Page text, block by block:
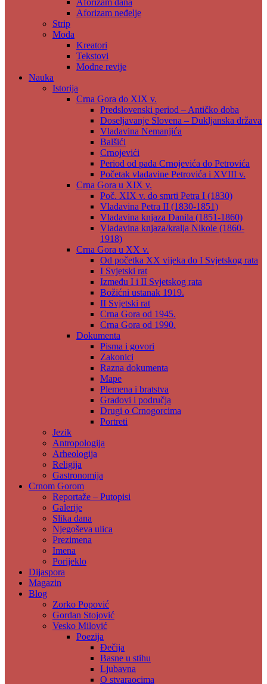
Aforizam dana
Aforizam neđelje
Strip
Moda
Kreatori
Tekstovi
Modne revije
Nauka
Istorija
Crna Gora do XIX v.
Predslovenski period – Antičko doba
Doseljavanje Slovena – Dukljanska država
Vladavina Nemanjića
Balšići
Crnojevići
Period od pada Crnojevića do Petrovića
Početak vladavine Petrovića i XVIII v.
Crna Gora u XIX v.
Poč. XIX v. do smrti Petra I (1830)
Vladavina Petra II (1830-1851)
Vladavina knjaza Danila (1851-1860)
Vladavina knjaza/kralja Nikole (1860-
1918)
Crna Gora u XX v.
Od početka XX vijeka do I Svjetskog rata
I Svjetski rat
Između I i II Svjetskog rata
Božićni ustanak 1919.
II Svjetski rat
Crna Gora od 1945.
Crna Gora od 1990.
Dokumenta
Pisma i govori
Zakonici
Razna dokumenta
Mape
Plemena i bratstva
Gradovi i područja
Drugi o Crnogorcima
Portreti
Jezik
Antropologija
Arheologija
Religija
Gastronomija
Crnom Gorom
Reportaže – Putopisi
Galerije
Slika dana
Njegoševa ulica
Prezimena
Imena
Porijeklo
Dijaspora
Magazin
Blog
Zorko Popović
Gordan Stojović
Vesko Milović
Poezija
Đečija
Basne u stihu
Ljubavna
O stvaraocima